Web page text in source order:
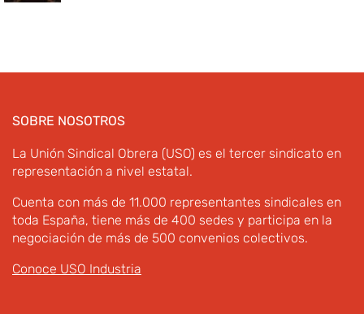
SOBRE NOSOTROS
La Unión Sindical Obrera (USO) es el tercer sindicato en
representación a nivel estatal.
Cuenta con más de 11.000 representantes sindicales en
toda España, tiene más de 400 sedes y participa en la
negociación de más de 500 convenios colectivos.
Conoce USO Industria